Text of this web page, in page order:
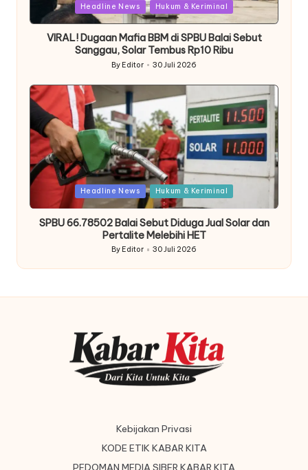
Posted
in
Headline News Hukum & Keriminal
VIRAL! Dugaan Mafia BBM di SPBU Balai Sebut
Sanggau, Solar Tembus Rp10 Ribu
Posted
By Editor 30 Juli 2026
Posted
Headline News Hukum & Keriminal
SPBU 66.78502 Balai Sebut Diduga Jual Solar dan
Pertalite Melebihi HET
Posted
by
By Editor 30 Juli 2026
Kebijakan Privasi
KODE ETIK KABAR KITA
PEDOMAN MEDIA SIBER KABAR KITA